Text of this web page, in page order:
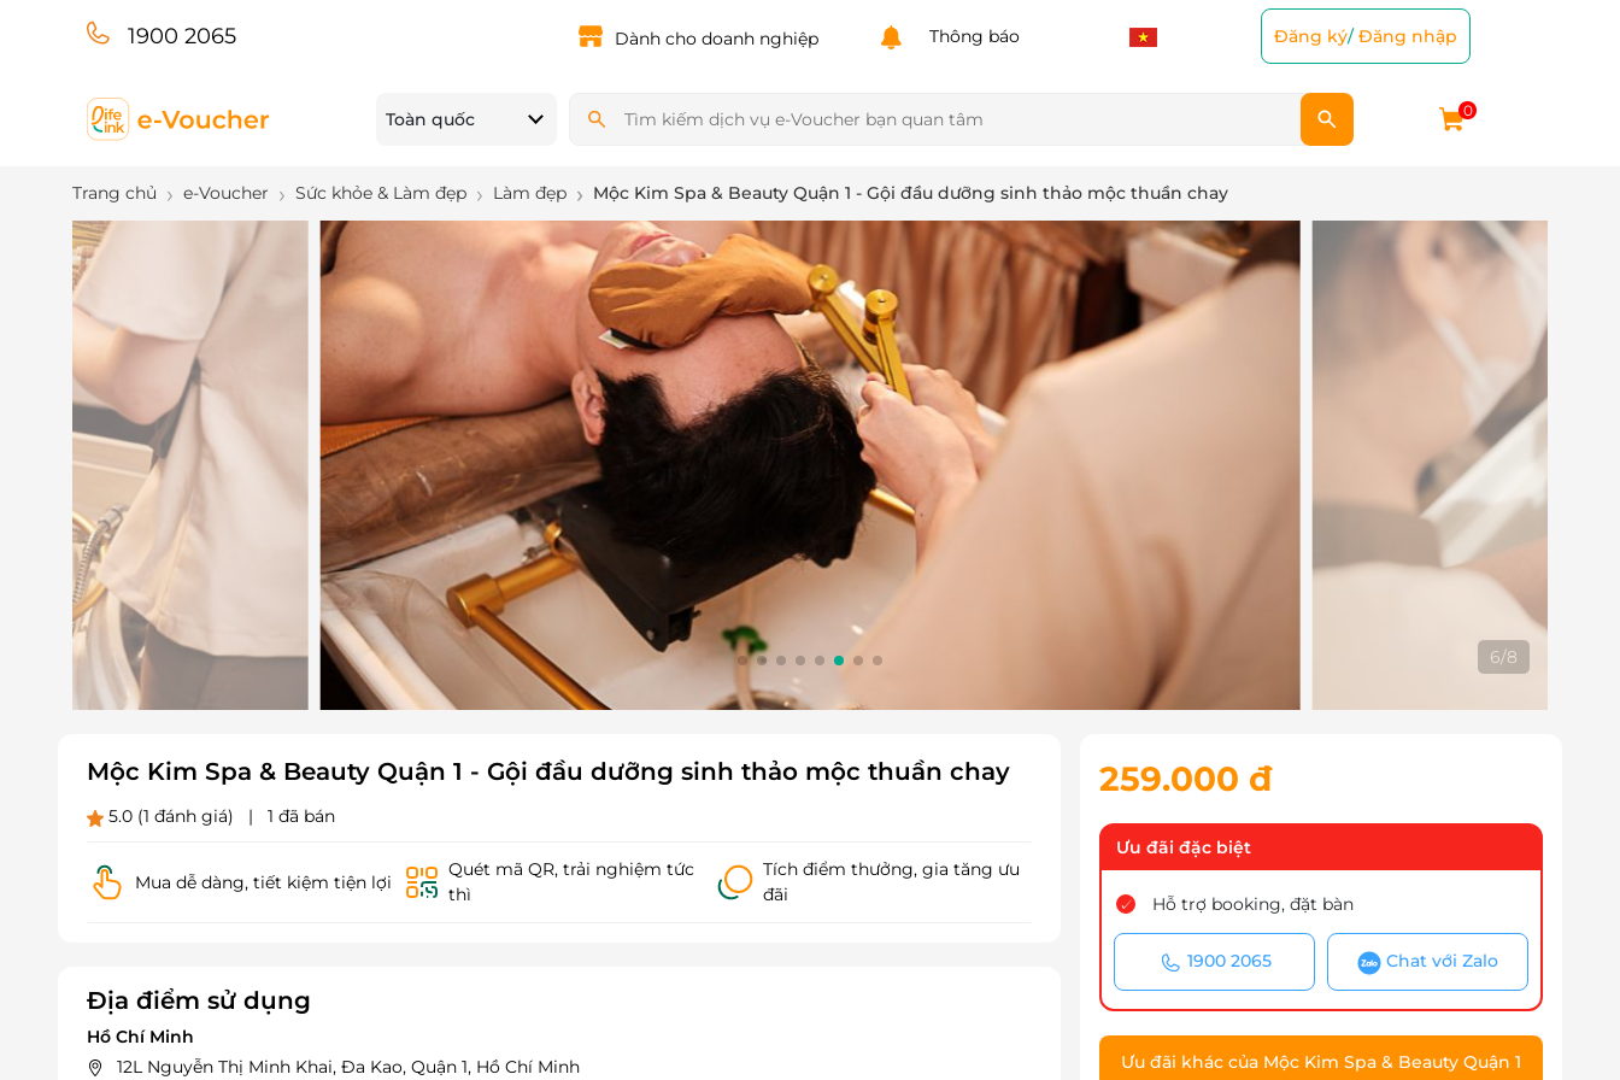
1900 2065 Dành cho doanh nghiệp Thông báo Đăng ký/Đăng nhập
Toàn quốc 0
Trang chủ e-Voucher Sức khỏe & Làm đẹp Làm đẹp Mộc Kim Spa & Beauty Quận 1 - Gội đầu dưỡng sinh thảo mộc thuần chay
7/8
Mộc Kim Spa & Beauty Quận 1 - Gội đầu dưỡng sinh thảo mộc thuần chay
5.0 (1 đánh giá) | 1 đã bán
Mua dễ dàng, tiết kiệm tiện lợi
Quét mã QR, trải nghiệm tức
thì
Tích điểm thưởng, gia tăng ưu
đãi
Địa điểm sử dụng
Hồ Chí Minh
12L Nguyễn Thị Minh Khai, Đa Kao, Quận 1, Hồ Chí Minh
259.000 đ
Ưu đãi đặc biệt
Hỗ trợ booking, đặt bàn
1900 2065 Chat với Zalo
Ưu đãi khác của Mộc Kim Spa & Beauty Quận 1